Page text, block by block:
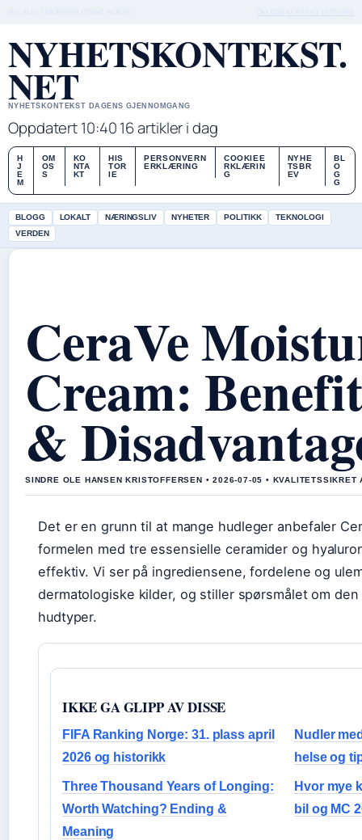
NYHETSKONTEKST.
NET
NYHETSKONTEKST DAGENS GJENNOMGANG
Oppdatert 10:4016 artikler i dag
H
J
E
M
OM
OS
S
KO
NTA
KT
HIS
TOR
IE
PERSONVERN
ERKLÆRING
COOKIEE
RKLÆRIN
G
NYHE
TSBR
EV
BL
O
G
G
BLOGG LOKALT NÆRINGSLIV NYHETER POLITIKK
TEKNOLOGI
VERDEN
CeraVe
Cream:
&
SINDRE OLE HANSEN KRISTOFFERSEN • 2026-07-05 • KVALITETSSIKRET
Det er en grunn til at mange hudleger anbefaler
formelen med tre essensielle ceramider og
effektiv. Vi ser på ingrediensene, fordelene og
dermatologiske kilder, og stiller spørsmålet om
hudtyper.
IKKE GA GLIPP AV DISSE
FIFA Ranking Norge: 31. plass april
2026 og historikk
Nudler
helse og
Three Thousand Years of Longing:
Worth Watching? Ending &
Meaning
Hvor mye
bil og MC